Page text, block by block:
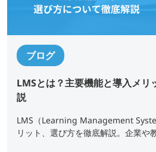
ブログ
LMSとは？主要機能と導入メリ
説
LMS（Learning Management
リット、選び方を徹底解説。企業や